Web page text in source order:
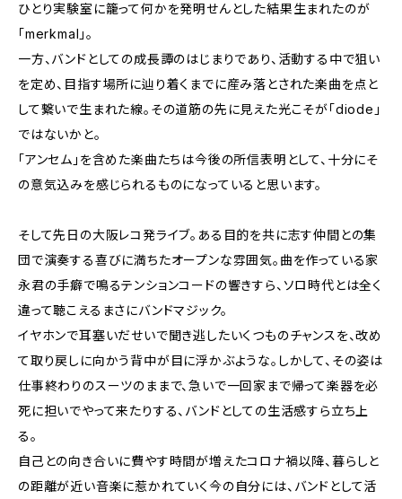
ひとり実験室に籠って何かを発明せんとした結果生まれたのが
「merkmal」。
一方、バンドとしての成長譚のはじまりであり、活動する中で狙い
を定め、目指す場所に辿り着くまでに産み落とされた楽曲を点と
して繋いで生まれた線。その道筋の先に見えた光こそが「diode」
ではないかと。
「アンセム」を含めた楽曲たちは今後の所信表明として、十分にそ
の意気込みを感じられるものになっていると思います。
そして先日の大阪レコ発ライブ。ある目的を共に志す仲間との集
団で演奏する喜びに満ちたオープンな雰囲気。曲を作っている家
永君の手癖で鳴るテンションコードの響きすら、ソロ時代とは全く
違って聴こえるまさにバンドマジック。
イヤホンで耳塞いだせいで聞き逃したいくつものチャンスを、改め
て取り戻しに向かう背中が目に浮かぶような。しかして、その姿は
仕事終わりのスーツのままで、急いで一回家まで帰って楽器を必
死に担いでやって来たりする、バンドとしての生活感すら立ち上
る。
自己との向き合いに費やす時間が増えたコロナ禍以降、暮らしと
の距離が近い音楽に惹かれていく今の自分には、バンドとして活